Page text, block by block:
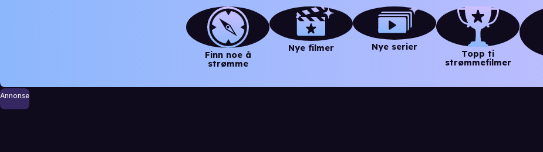
Finn noe å
strømme
Nye filmer Nye serier
Topp ti
strømmefilmer
Annonse